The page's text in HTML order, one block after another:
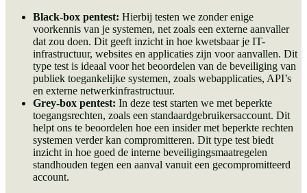
Black-box pentest: Hierbij testen we zonder enige
voorkennis van je systemen, net zoals een externe aanvaller
dat zou doen. Dit geeft inzicht in hoe kwetsbaar je IT-
infrastructuur, websites en applicaties zijn voor aanvallen. Dit
type test is ideaal voor het beoordelen van de beveiliging van
publiek toegankelijke systemen, zoals webapplicaties, API’s
en externe netwerkinfrastructuur.
Grey-box pentest: In deze test starten we met beperkte
toegangsrechten, zoals een standaardgebruikersaccount. Dit
helpt ons te beoordelen hoe een insider met beperkte rechten
systemen verder kan compromitteren. Dit type test biedt
inzicht in hoe goed de interne beveiligingsmaatregelen
standhouden tegen een aanval vanuit een gecompromitteerd
account.